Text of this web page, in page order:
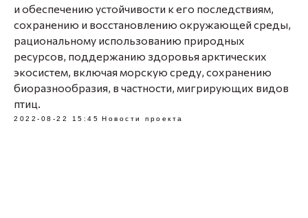
и обеспечению устойчивости к его последствиям,
сохранению и восстановлению окружающей среды,
рациональному использованию природных
ресурсов, поддержанию здоровья арктических
экосистем, включая морскую среду, сохранению
биоразнообразия, в частности, мигрирующих видов
птиц.
2022-08-22 15:45 Новости проекта